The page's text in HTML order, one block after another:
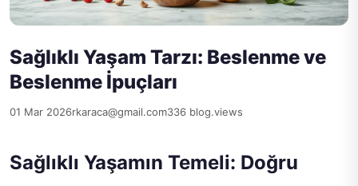
Sağlıklı Yaşam Tarzı: Beslenme ve
Beslenme İpuçları
01 Mar 2026rkaraca@gmail.com336 blog.views
Sağlıklı Yaşamın Temeli: Doğru